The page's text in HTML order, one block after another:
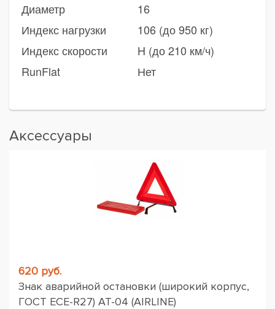
Диаметр
16
Индекс нагрузки
106 (до 950 кг)
Индекс скорости
H (до 210 км/ч)
RunFlat
Нет
Аксессуары
620 руб.
Знак аварийной остановки (широкий корпус,
ГОСТ ЕСЕ-R27) AT-04 (AIRLINE)